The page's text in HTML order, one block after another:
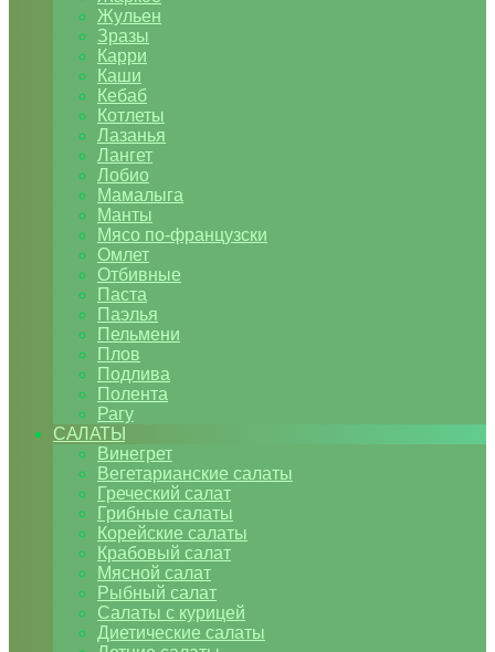
Жульен
Зразы
Карри
Каши
Кебаб
Котлеты
Лазанья
Лангет
Лобио
Мамалыга
Манты
Мясо по-французски
Омлет
Отбивные
Паста
Паэлья
Пельмени
Плов
Подлива
Полента
Рагу
САЛАТЫ
Винегрет
Вегетарианские салаты
Греческий салат
Грибные салаты
Корейские салаты
Крабовый салат
Мясной салат
Рыбный салат
Салаты с курицей
Диетические салаты